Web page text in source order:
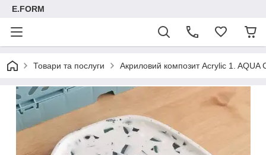
E.FORM
Товари та послуги Акриловий композит Acrylic 1. AQUA